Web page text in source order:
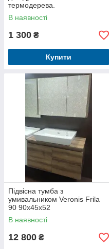
термодерева.
В наявності
1 300 ₴
Купити
Підвісна тумба з
умивальником Veronis Frila
90 90х45х52
В наявності
12 800 ₴